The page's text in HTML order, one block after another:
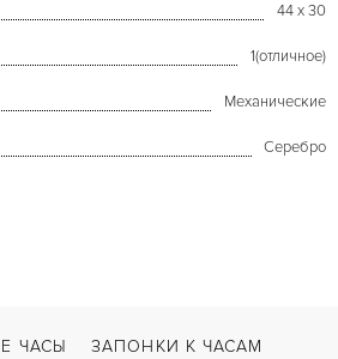
44 x 30
1(отличное)
Механические
Серебро
ЧАСЫ
ЗАПОНКИ К ЧАСАМ